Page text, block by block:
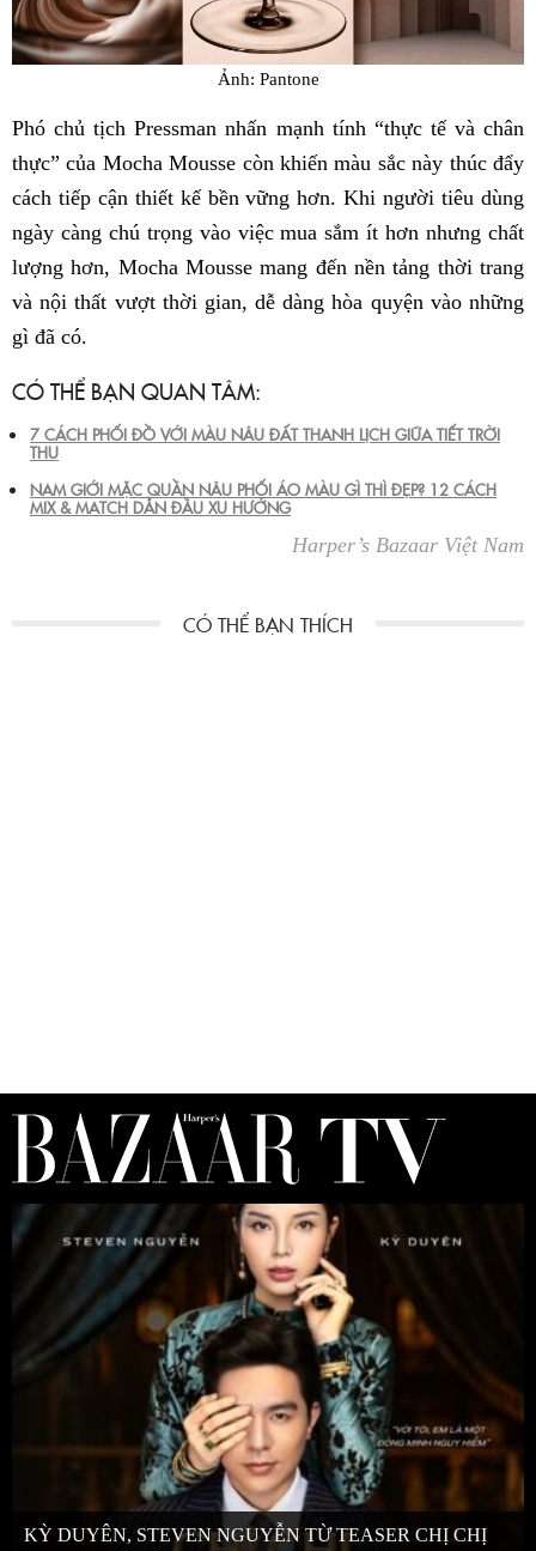
Ảnh: Pantone
Phó chủ tịch Pressman nhấn mạnh tính “thực tế và chân
thực” của Mocha Mousse còn khiến màu sắc này thúc đẩy
cách tiếp cận thiết kế bền vững hơn. Khi người tiêu dùng
ngày càng chú trọng vào việc mua sắm ít hơn nhưng chất
lượng hơn, Mocha Mousse mang đến nền tảng thời trang
và nội thất vượt thời gian, dễ dàng hòa quyện vào những
gì đã có.
CÓ THỂ BẠN QUAN TÂM:
7 CÁCH PHỐI ĐỒ VỚI MÀU NÂU ĐẤT THANH LỊCH GIỮA TIẾT TRỜI
THU
NAM GIỚI MẶC QUẦN NÂU PHỐI ÁO MÀU GÌ THÌ ĐẸP? 12 CÁCH
MIX & MATCH DẪN ĐẦU XU HƯỚNG
Harper’s Bazaar Việt Nam
KỲ DUYÊN, STEVEN NGUYỄN TỪ TEASER CHỊ CHỊ